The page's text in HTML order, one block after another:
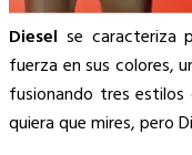
Diesel se caracteriza
fuerza en sus colores,
fusionando tres
quiera que mires, pero